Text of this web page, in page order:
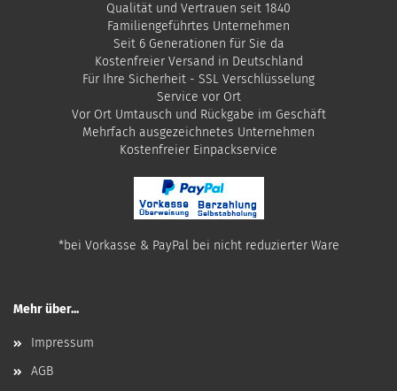
Qualität und Vertrauen seit 1840
Familiengeführtes Unternehmen
Seit 6 Generationen für Sie da
Kostenfreier Versand in Deutschland
Für Ihre Sicherheit - SSL Verschlüsselung
Service vor Ort
Vor Ort Umtausch und Rückgabe im Geschäft
Mehrfach ausgezeichnetes Unternehmen
​Kostenfreier Einpackservice
*bei Vorkasse & PayPal bei nicht reduzierter Ware
Mehr über...
Impressum
AGB